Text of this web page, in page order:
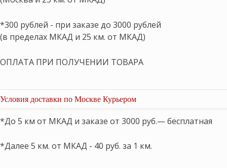
*300 рублей - при заказе до 3000 рублей
(в пределах МКАД и 25 км. от МКАД)
ОПЛАТА ПРИ ПОЛУЧЕНИИ ТОВАРА
Условия доставки по Москве Курьером
*До 5 км от МКАД и заказе от 3000 руб.— бесплатная
*Далее 5 км. от МКАД - 40 руб. за 1 км.